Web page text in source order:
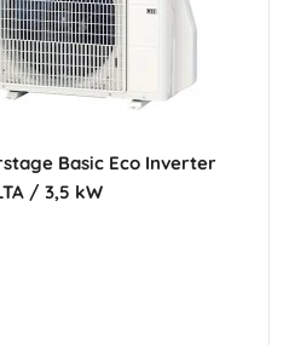
Basic Eco Inverter
/ 3,5 kW